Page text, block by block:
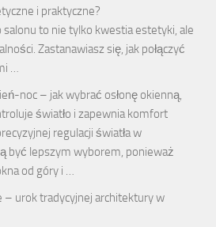
i praktyczne?
to nie tylko kwestia estetyki, ale
Zastanawiasz się, jak połączyć
…
noc – jak wybrać osłonę okienną,
światło i zapewnia komfort
regulacji światła w
być lepszym wyborem, ponieważ
od góry i …
– urok tradycyjnej architektury w